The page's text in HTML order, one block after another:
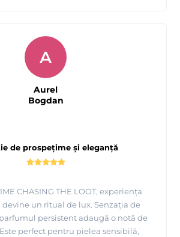
de prospețime și eleganță
CHASING THE LOOT, experiența
un ritual de lux. Senzația de
persistent adaugă o notă de
perfect pentru pielea sensibilă,
A
Aurel
Bogdan